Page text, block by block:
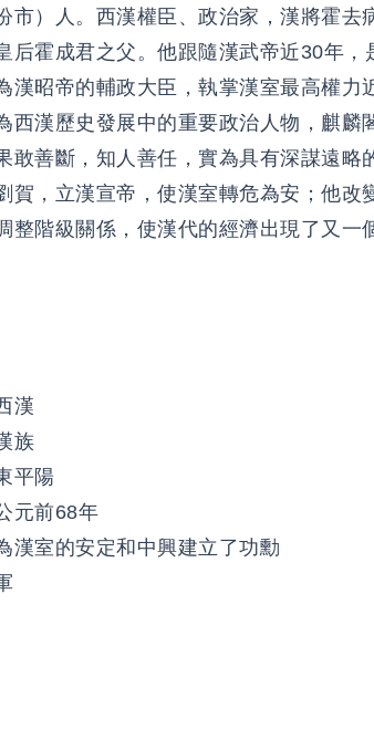
市）人。西漢權臣、政治家，漢將霍
后霍成君之父。他跟隨漢武帝近30年
漢昭帝的輔政大臣，執掌漢室最高權力
西漢歷史發展中的重要政治人物，麒麟
敢善斷，知人善任，實為具有深謀遠略
賀，立漢宣帝，使漢室轉危為安；他改
整階級關係，使漢代的經濟出現了又一
漢
族
平陽
元前68年
漢室的安定和中興建立了功勳